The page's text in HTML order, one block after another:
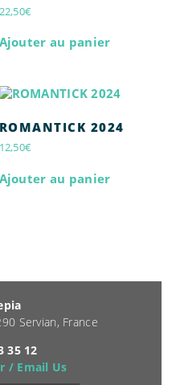
22,50€
Ajouter au panier
ROMANTICK 2024
12,50€
Ajouter au panier
Servian, France
63 35 12
/ Email Us